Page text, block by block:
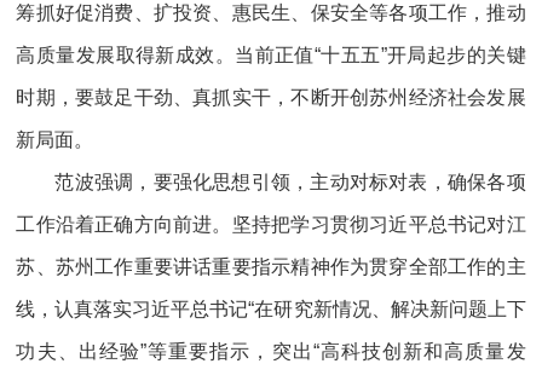
筹抓好促消费、扩投资、惠民生、保安全等各项工作，推动
高质量发展取得新成效。当前正值“十五五”开局起步的关键
时期，要鼓足干劲、真抓实干，不断开创苏州经济社会发展
新局面。
范波强调，要强化思想引领，主动对标对表，确保各项
工作沿着正确方向前进。坚持把学习贯彻习近平总书记对江
苏、苏州工作重要讲话重要指示精神作为贯穿全部工作的主
线，认真落实习近平总书记“在研究新情况、解决新问题上下
功夫、出经验”等重要指示，突出“高科技创新和高质量发